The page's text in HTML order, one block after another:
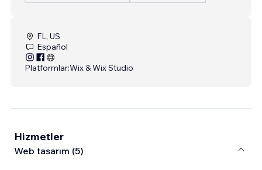
FL, US
Español
Platformlar:Wix & Wix Studio
Hizmetler
Web tasarım (5)